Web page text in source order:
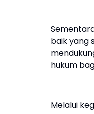
baik yang
hukum
Melalui